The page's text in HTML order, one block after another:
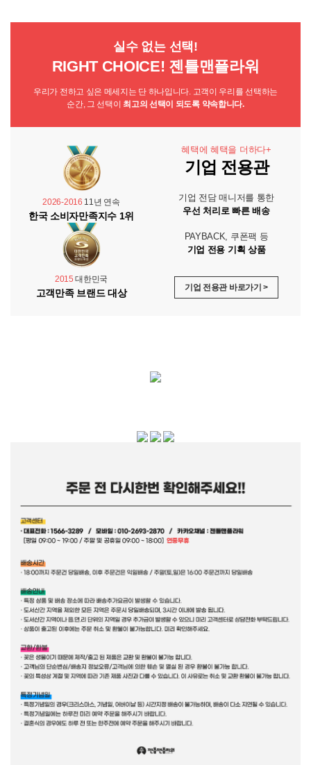
실수 없는 선택!
RIGHT CHOICE! 젠틀맨플라워
우리가 전하고 싶은 메세지는 단 하나입니다. 고객이 우리를 선택하는
순간, 그 선택이 최고의 선택이 되도록 약속합니다.
2026-2016 11년 연속
한국 소비자만족지수 1위
2015 대한민국
고객만족 브랜드 대상
혜택에 혜택을 더하다+
기업 전용관
기업 전담 매니저를 통한
우선 처리로 빠른 배송
PAYBACK, 쿠폰팩 등
기업 전용 기획 상품
기업 전용관 바로가기 >